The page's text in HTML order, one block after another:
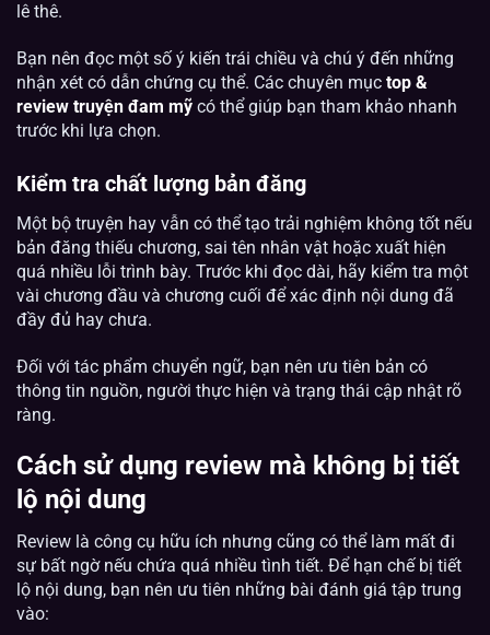
lê thê.
Bạn nên đọc một số ý kiến trái chiều và chú ý đến những
nhận xét có dẫn chứng cụ thể. Các chuyên mục top &
review truyện đam mỹ có thể giúp bạn tham khảo nhanh
trước khi lựa chọn.
Kiểm tra chất lượng bản đăng
Một bộ truyện hay vẫn có thể tạo trải nghiệm không tốt nếu
bản đăng thiếu chương, sai tên nhân vật hoặc xuất hiện
quá nhiều lỗi trình bày. Trước khi đọc dài, hãy kiểm tra một
vài chương đầu và chương cuối để xác định nội dung đã
đầy đủ hay chưa.
Đối với tác phẩm chuyển ngữ, bạn nên ưu tiên bản có
thông tin nguồn, người thực hiện và trạng thái cập nhật rõ
ràng.
Cách sử dụng review mà không bị tiết
lộ nội dung
Review là công cụ hữu ích nhưng cũng có thể làm mất đi
sự bất ngờ nếu chứa quá nhiều tình tiết. Để hạn chế bị tiết
lộ nội dung, bạn nên ưu tiên những bài đánh giá tập trung
vào: